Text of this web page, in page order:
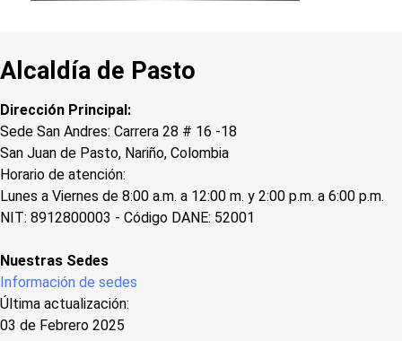
Alcaldía de Pasto
Dirección Principal:
Sede San Andres: Carrera 28 # 16 -18
San Juan de Pasto, Nariño, Colombia
Horario de atención:
Lunes a Viernes de 8:00 a.m. a 12:00 m. y 2:00 p.m. a 6:00 p.m.
NIT: 8912800003 - Código DANE: 52001
Nuestras Sedes
Información de sedes
Última actualización:
03 de Febrero 2025